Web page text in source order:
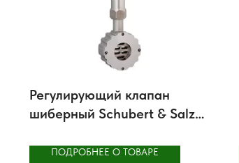
Регулирующий клапан
шиберный Schubert & Salzer
ПОДРОБНЕЕ О ТОВАРЕ